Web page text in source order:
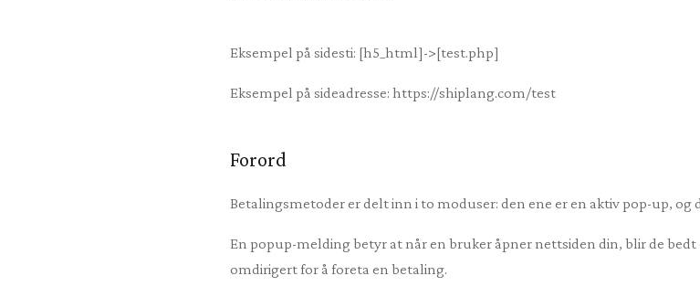
Eksempel på sidesti: [h5_html]->[test.php]
Eksempel på sideadresse: https://shiplang.com/test
Forord
Betalingsmetoder er delt inn i to moduser: den ene er en aktiv pop-up, og
En popup-melding betyr at når en bruker åpner nettsiden din, blir de bedt
omdirigert for å foreta en betaling.